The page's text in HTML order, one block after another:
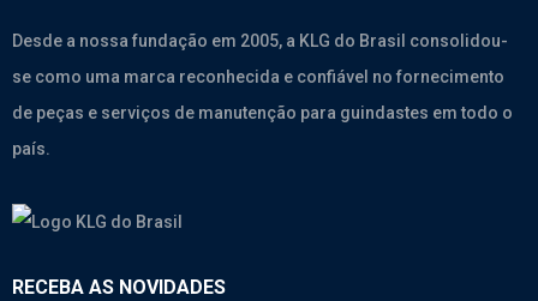
Desde a nossa fundação em 2005, a KLG do Brasil consolidou-
se como uma marca reconhecida e confiável no fornecimento
de peças e serviços de manutenção para guindastes em todo o
país.
RECEBA AS NOVIDADES